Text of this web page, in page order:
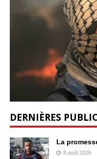
DERNIÈRES
La
8 août 2026